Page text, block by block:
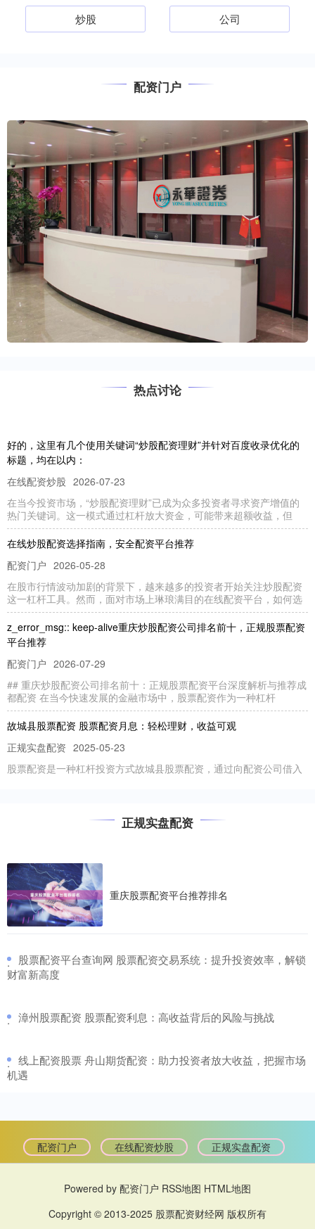
炒股 公司
配资门户
热点讨论
好的，这里有几个使用关键词“炒股配资理财”并针对百度收录优化的
标题，均在以内：
在线配资炒股 2026-07-23
在当今投资市场，“炒股配资理财”已成为众多投资者寻求资产增值的
热门关键词。这一模式通过杠杆放大资金，可能带来超额收益，但
在线炒股配资选择指南，安全配资平台推荐
配资门户 2026-05-28
在股市行情波动加剧的背景下，越来越多的投资者开始关注炒股配资
这一杠杆工具。然而，面对市场上琳琅满目的在线配资平台，如何选
z_error_msg:: keep-alive重庆炒股配资公司排名前十，正规股票配资
平台推荐
配资门户 2026-07-29
## 重庆炒股配资公司排名前十：正规股票配资平台深度解析与推荐成
都配资 在当今快速发展的金融市场中，股票配资作为一种杠杆
故城县股票配资 股票配资月息：轻松理财，收益可观
正规实盘配资 2025-05-23
股票配资是一种杠杆投资方式故城县股票配资，通过向配资公司借入
2025-12-12
这种高杠杆操作也伴随着巨大的风险。 * **放大收益：**杠
正规实盘配资
重庆股票配资平台推荐排名
·
​股票配资平台查询网 股票配资交易系统：提升投资效率，解锁
财富新高度
· ​漳州股票配资 股票配资利息：高收益背后的风险与挑战
· ​线上配资股票 舟山期货配资：助力投资者放大收益，把握市场
机遇
配资门户 在线配资炒股 正规实盘配资
Powered by 配资门户 RSS地图 HTML地图
Copyright © 2013-2025 股票配资财经网 版权所有